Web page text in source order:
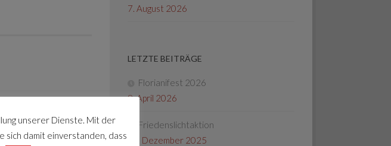
7. August 2026
LETZTE BEITRÄGE
Florianifest 2026
8. April 2026
Friedenslichtaktion
22. Dezember 2025
unserer Dienste. Mit der
sich damit einverstanden, dass